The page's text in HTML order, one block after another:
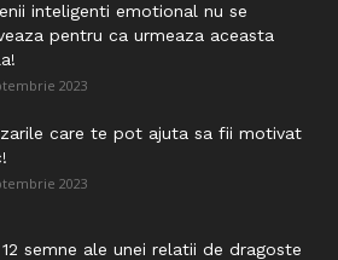
inteligenti emotional nu se
pentru ca urmeaza aceasta
2023
care te pot ajuta sa fii motivat
2023
semne ale unei relatii de dragoste